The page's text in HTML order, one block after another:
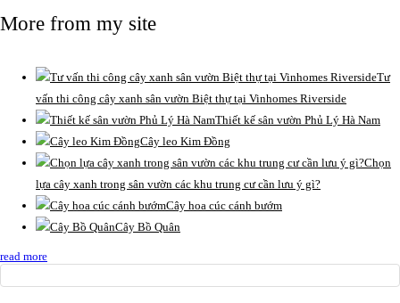
More from my site
Tư
vấn thi công cây xanh sân vườn Biệt thự tại Vinhomes Riverside
Thiết kế sân vườn Phủ Lý Hà Nam
Cây leo Kim Đồng
Chọn
lựa cây xanh trong sân vườn các khu trung cư cần lưu ý gì?
Cây hoa cúc cánh bướm
Cây Bồ Quân
read more